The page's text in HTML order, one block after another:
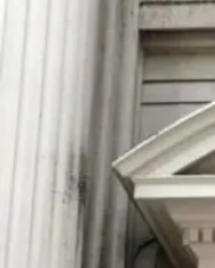
abre en nueva pestaña